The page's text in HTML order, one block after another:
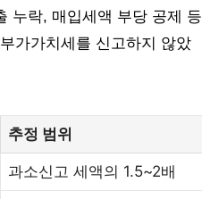
누락, 매입세액 부당 공제 등
가가치세를 신고하지 않았
추정 범위
과소신고 세액의 1.5~2배